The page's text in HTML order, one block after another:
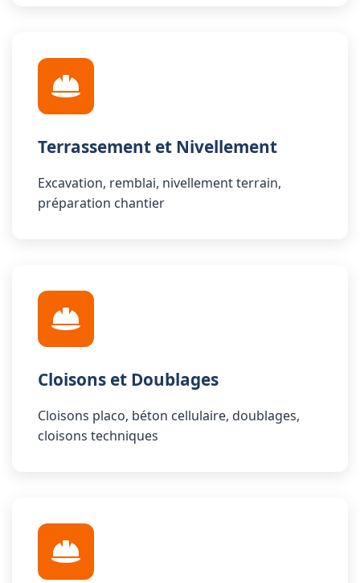
Terrassement et Nivellement
Excavation, remblai, nivellement terrain,
préparation chantier
Cloisons et Doublages
Cloisons placo, béton cellulaire, doublages,
cloisons techniques